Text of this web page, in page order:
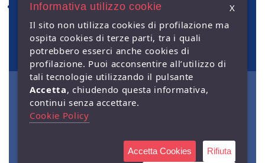
pagamenti accettati
© Giuffrè Francis Lefebvre
S.p.A. - Capitale Sociale €
socio unico. Società soggetta
alla direzione e coordinamento
di Lefebvre Sarrut Société
Informativa utilizzo cookie
X
Il sito non utilizza cookies di profilazione ma
ospita cookies di terze parti, tra i quali
potrebbero esserci anche cookies di
profilazione. Puoi acconsentire all’utilizzo di
tali tecnologie utilizzando il pulsante
Accetta, chiudendo questa informativa,
continui senza accettare.
Cookie Policy
Accetta Cookies Rifiuta